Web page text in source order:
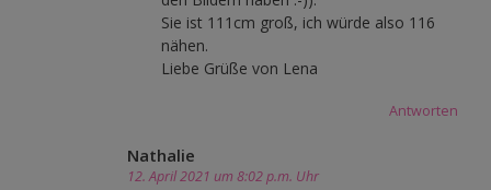
Sie ist 111cm groß, ich würde also 116
nähen.
Liebe Grüße von Lena
Antworten
Nathalie
12. April 2021 um 8:02 p.m. Uhr